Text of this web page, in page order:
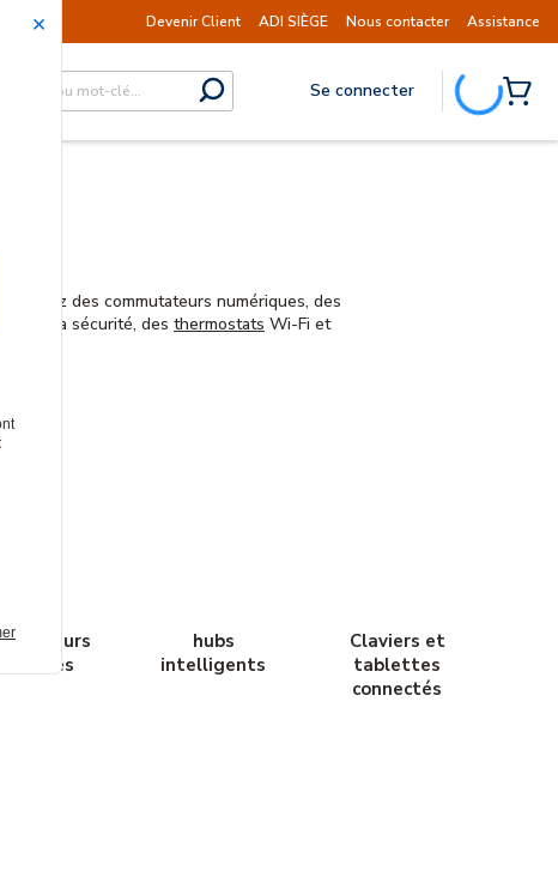
prévue le mardi 11 août. Information | Les
Devenir Client ADI SIÈGE Nous contacter Assistance
submit searchSe connecter
des commutateurs numériques, des
de la sécurité, des thermostats Wi-Fi et
parleurs
hubs
intelligents
Claviers et
tablettes
connectés